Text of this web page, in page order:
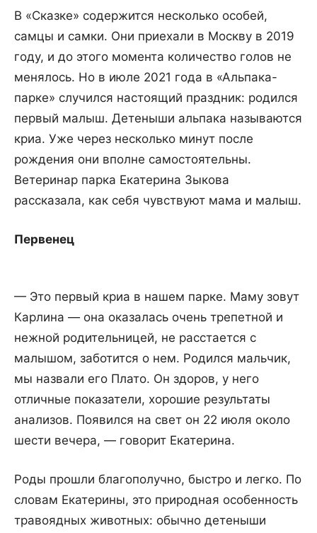
В «Сказке» содержится несколько особей,
самцы и самки. Они приехали в Москву в 2019
году, и до этого момента количество голов не
менялось. Но в июле 2021 года в «Альпака-
парке» случился настоящий праздник: родился
первый малыш. Детеныши альпака называются
криа. Уже через несколько минут после
рождения они вполне самостоятельны.
Ветеринар парка Екатерина Зыкова
рассказала, как себя чувствуют мама и малыш.
Первенец
— Это первый криа в нашем парке. Маму зовут
Карлина — она оказалась очень трепетной и
нежной родительницей, не расстается с
малышом, заботится о нем. Родился мальчик,
мы назвали его Плато. Он здоров, у него
отличные показатели, хорошие результаты
анализов. Появился на свет он 22 июля около
шести вечера, — говорит Екатерина.
Роды прошли благополучно, быстро и легко. По
словам Екатерины, это природная особенность
травоядных животных: обычно детеныши